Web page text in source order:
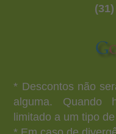
* Descontos não
alguma. Quando
limitado a um tipo